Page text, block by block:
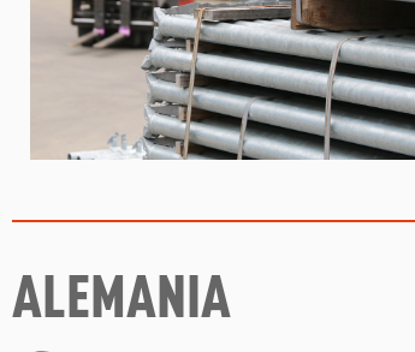
ALEMANIA